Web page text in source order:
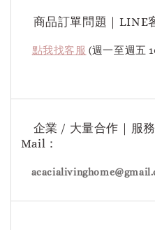
商品訂單問題｜LINE
點我找客服 (週一至週五
企業 / 大量合作｜服
Mail：